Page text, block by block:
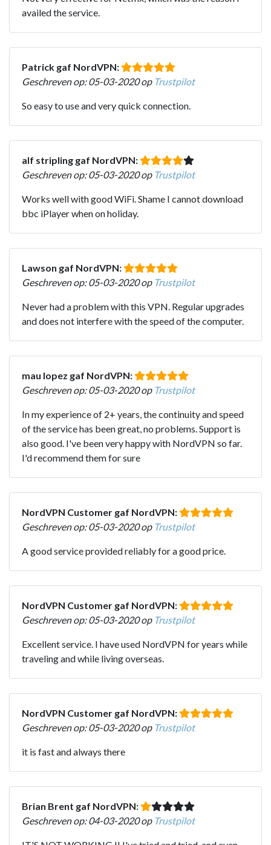
availed the service.
Patrick gaf NordVPN:
Geschreven op: 05-03-2020 op Trustpilot
So easy to use and very quick connection.
alf stripling gaf NordVPN:
Geschreven op: 05-03-2020 op Trustpilot
Works well with good WiFi. Shame I cannot download
bbc iPlayer when on holiday.
Lawson gaf NordVPN:
Geschreven op: 05-03-2020 op Trustpilot
Never had a problem with this VPN. Regular upgrades
and does not interfere with the speed of the computer.
mau lopez gaf NordVPN:
Geschreven op: 05-03-2020 op Trustpilot
In my experience of 2+ years, the continuity and speed
of the service has been great, no problems. Support is
also good. I've been very happy with NordVPN so far.
I'd recommend them for sure
NordVPN Customer gaf NordVPN:
Geschreven op: 05-03-2020 op Trustpilot
A good service provided reliably for a good price.
NordVPN Customer gaf NordVPN:
Geschreven op: 05-03-2020 op Trustpilot
Excellent service. I have used NordVPN for years while
traveling and while living overseas.
NordVPN Customer gaf NordVPN:
Geschreven op: 05-03-2020 op Trustpilot
it is fast and always there
Brian Brent gaf NordVPN:
Geschreven op: 04-03-2020 op Trustpilot